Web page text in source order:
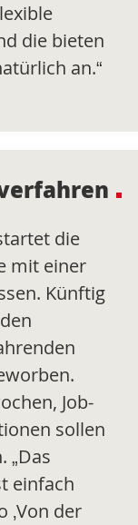
die bieten
an.“
die
mit einer
Künftig
Job-
sollen
„Das
einfach
‚Von der